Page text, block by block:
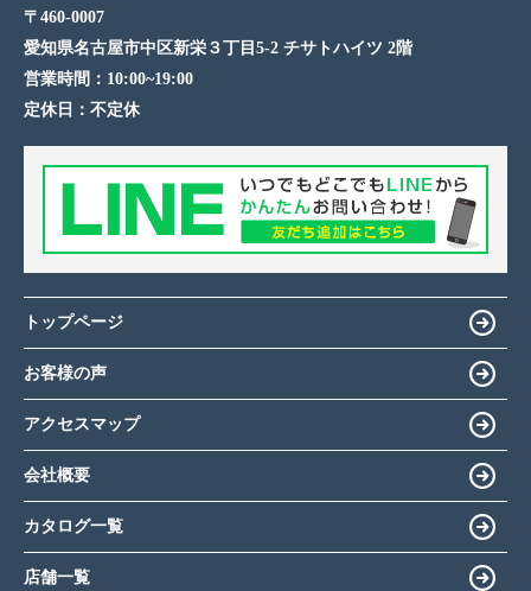
〒460-0007
愛知県名古屋市中区新栄３丁目5-2 チサトハイツ 2階
営業時間： 10:00~19:00
定休日： 不定休
トップページ
お客様の声
アクセスマップ
会社概要
カタログ一覧
店舗一覧